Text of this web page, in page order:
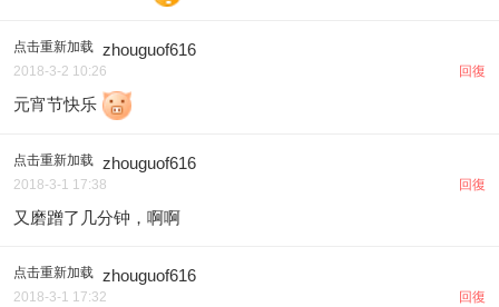
点击重新加载 zhouguof616
2018-3-2 10:26 回復
元宵节快乐
点击重新加载 zhouguof616
2018-3-1 17:38 回復
又磨蹭了几分钟，啊啊
点击重新加载 zhouguof616
2018-3-1 17:32 回復